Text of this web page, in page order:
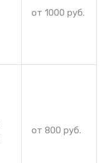
от 1000 руб.
от 800 руб.